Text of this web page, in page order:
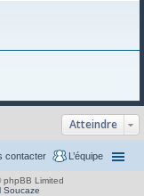
Atteindre
L’équipe
contacter
Limited
Soucaze